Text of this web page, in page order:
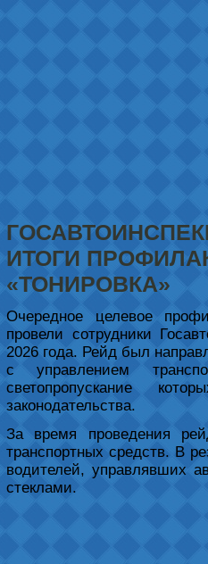
ИТОГИ
«ТОНИРОВКА»
Очередное целевое
провели сотрудники
2026 года. Рейд был
с управлением
светопропускание
законодательства.
За время проведения
транспортных средств. В
водителей, управлявших
стеклами.